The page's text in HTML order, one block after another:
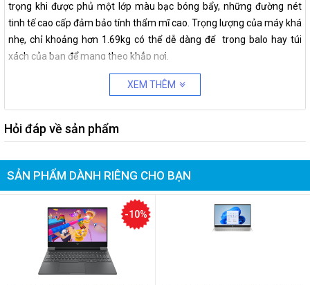
trọng khi được phủ một lớp màu bạc bóng bẩy, những đường nét
tinh tế cao cấp đảm bảo tính thẩm mĩ cao. Trọng lượng của máy khá
nhẹ, chỉ khoảng hơn 1.69kg có thể dễ dàng để trong balo hay túi
xách của bạn để mang theo khắp nơi.
Máy trang bị màn hình 15,6 inch sắc nét với viền siêu mỏng cho tỉ lệ
màn hình chiếm tới 81% diện tích thân máy. Với độ phân giải HD cho
hình ảnh hiển thị mượt mà, sắc nét. Ngoài ra, còn được phủ một lớp
dù ở điều kiện ánh sáng mạnh.
XEM THÊM
Hỏi đáp về sản phẩm
SẢN PHẨM DÀNH RIÊNG CHO BẠN
-10%